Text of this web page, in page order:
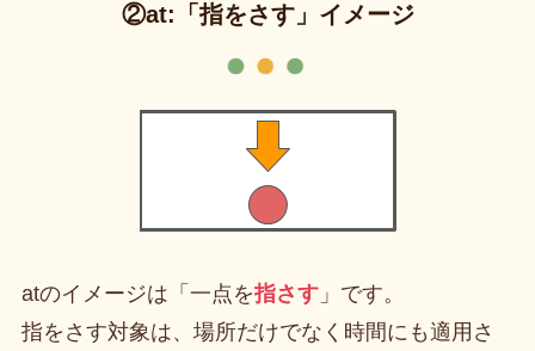
②at:「指をさす」イメージ
atのイメージは「一点を指さす」です。
指をさす対象は、場所だけでなく時間にも適用さ